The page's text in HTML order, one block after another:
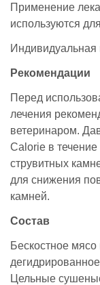
Применение
используются
Индивидуальная
Рекомендации
Перед
лечения
ветеринаром.
Calorie в
струвитных
для снижения
камней.
Состав
Бескостное
Цельные